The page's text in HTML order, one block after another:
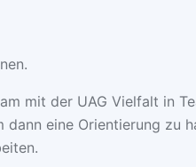
mit der UAG Vielfalt in
eine Orientierung zu